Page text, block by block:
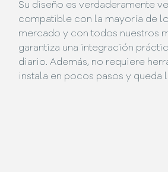
Su diseño es verdaderamente
compatible con la mayoría de
mercado y con todos nuestros
garantiza una integración
diario. Además, no requiere
instala en pocos pasos y queda